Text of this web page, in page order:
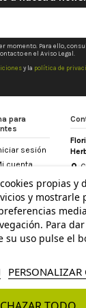
momento. Para ello,
en el Aviso Legal.
y la política de
para
sesión
cuenta
Historial de
con
propias y
y mostrarle
Para
uso pulse el
PERSONALIZAR